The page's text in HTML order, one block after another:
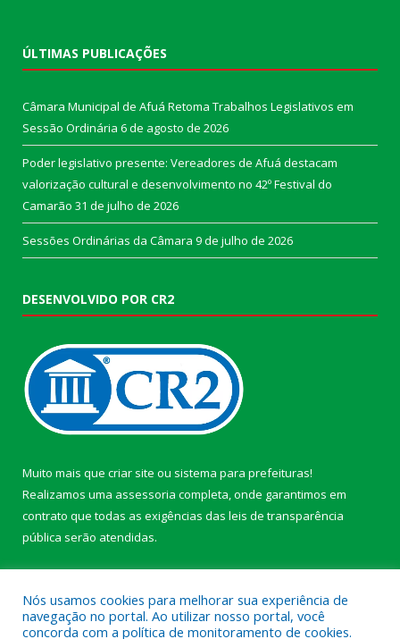
ÚLTIMAS PUBLICAÇÕES
Câmara Municipal de Afuá Retoma Trabalhos Legislativos em
Sessão Ordinária 6 de agosto de 2026
Poder legislativo presente: Vereadores de Afuá destacam
valorização cultural e desenvolvimento no 42º Festival do
Camarão 31 de julho de 2026
Sessões Ordinárias da Câmara 9 de julho de 2026
DESENVOLVIDO POR CR2
Muito mais que criar site ou sistema para prefeituras!
Realizamos uma assessoria completa, onde garantimos em
contrato que todas as exigências das leis de transparência
pública serão atendidas.
Nós usamos cookies para melhorar sua experiência de
navegação no portal. Ao utilizar nosso portal, você
concorda com a política de monitoramento de cookies.